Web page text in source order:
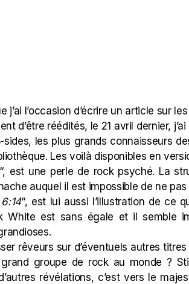
j’ai l’occasion d’écrire un article sur
d’être réédités, le 21 avril dernier, j’ai
sides, les plus grands connaisseurs
Les voilà disponibles en
est une perle de rock psyché. La
auquel il est impossible de ne pas
“, est lui aussi l’illustration de ce
White est sans égale et il semble
rêveurs sur d’éventuels autres
groupe de rock au monde ?
révélations, c’est vers le